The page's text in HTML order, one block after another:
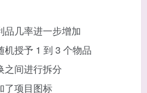
品几率进一步增加
机授予 1 到 3 个物品
之间进行拆分
了项目图标